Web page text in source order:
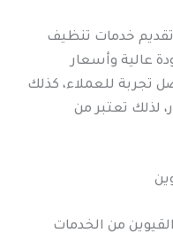
خدمات تنظيف
عالية وأسعار
تجربة للعملاء، كذلك
لذلك تعتبر من
من الخدمات